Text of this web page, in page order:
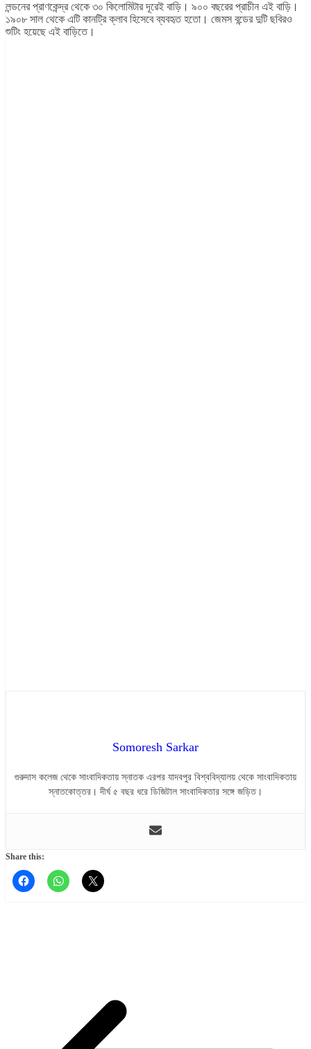
লন্ডনের প্রাণকেন্দ্র থেকে ৩০ কিলোমিটার দূরেই বাড়ি। ৯০০ বছরের প্রাচীন এই বাড়ি।
১৯০৮ সাল থেকে এটি কানট্রি ক্লাব হিসেবে ব্যবহৃত হতো। জেমস বন্ডের দুটি ছবিরও
শুটিং হয়েছে এই বাড়িতে।
Somoresh Sarkar
গুরুদাস কলেজ থেকে সাংবাদিকতায় স্নাতক এরপর যাদবপুর বিশ্ববিদ্যালয় থেকে সাংবাদিকতায়
স্নাতকোত্তর। দীর্ঘ ৫ বছর ধরে ডিজিটাল সাংবাদিকতার সঙ্গে জড়িত।
Share this: